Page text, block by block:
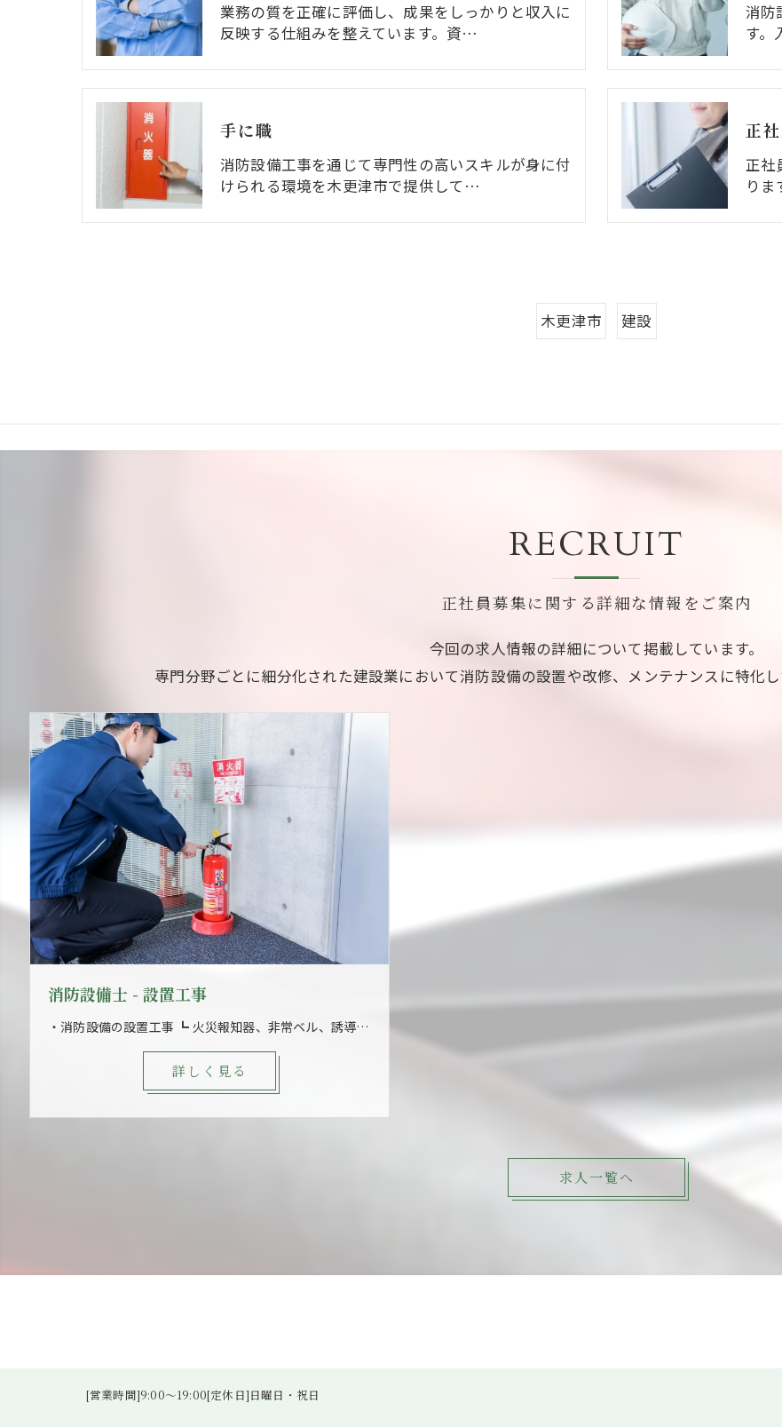
業務の質を正確に評価し、成果をしっかりと収入に
反映する仕組みを整えています。資…
消防
す。
手に職
消防設備工事を通じて専門性の高いスキルが身に付
けられる環境を木更津市で提供して…
正
正社
り
木更津市 建設
正社員募集に関する詳細な情報をご案内
RECRUIT
今回の求人情報の詳細について掲載しています。
専門分野ごとに細分化された建設業において消防設備の設置や改修、メンテナンスに特化
消防設備士 - 設置工事
・消防設備の設置工事 ┗ 火災報知器、非常ベル、誘導灯、消火器などの設置作業 ・施工後の試運転および調整作業 ・工事に伴う図面修正および資料作成 ・工事で使用する資材の調達および在庫管理 ・元請け担当者との現場進捗報告および確認 ・工事スケジュールの打ち合わせ ・その他付随する業務
詳しく見る
求人一覧へ
[営業時間]9:00～19:00[定休日]日曜日・祝日